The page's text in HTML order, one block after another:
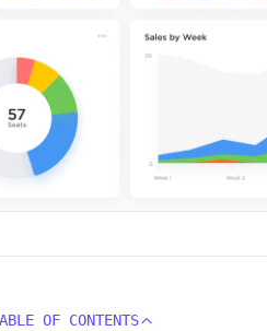
OF CONTENTS